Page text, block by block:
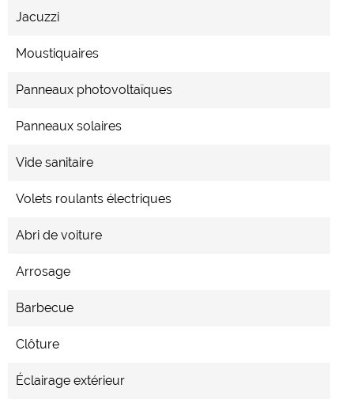
Jacuzzi
Moustiquaires
Panneaux photovoltaïques
Panneaux solaires
Vide sanitaire
Volets roulants électriques
Abri de voiture
Arrosage
Barbecue
Clôture
Éclairage extérieur